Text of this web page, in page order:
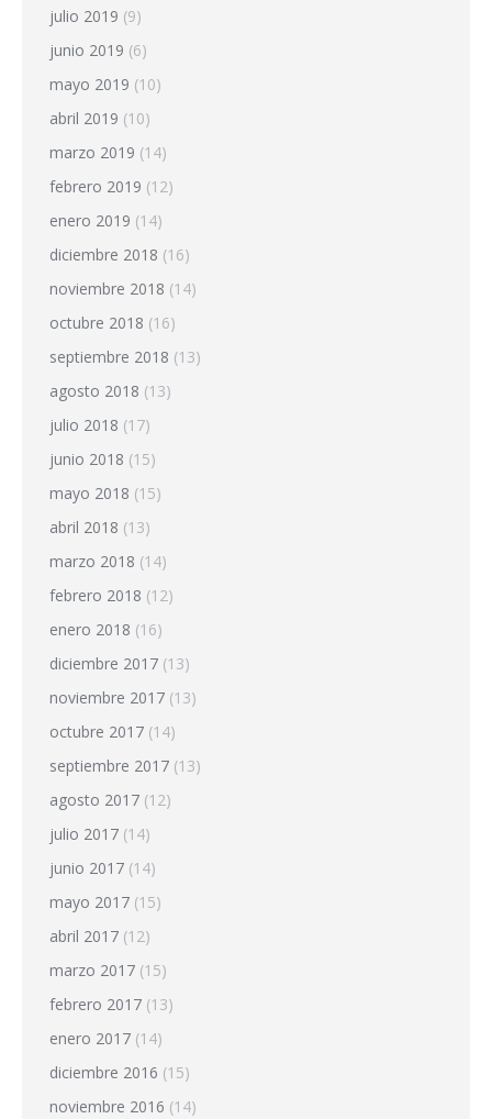
julio 2019 (9)
junio 2019 (6)
mayo 2019 (10)
abril 2019 (10)
marzo 2019 (14)
febrero 2019 (12)
enero 2019 (14)
diciembre 2018 (16)
noviembre 2018 (14)
octubre 2018 (16)
septiembre 2018 (13)
agosto 2018 (13)
julio 2018 (17)
junio 2018 (15)
mayo 2018 (15)
abril 2018 (13)
marzo 2018 (14)
febrero 2018 (12)
enero 2018 (16)
diciembre 2017 (13)
noviembre 2017 (13)
octubre 2017 (14)
septiembre 2017 (13)
agosto 2017 (12)
julio 2017 (14)
junio 2017 (14)
mayo 2017 (15)
abril 2017 (12)
marzo 2017 (15)
febrero 2017 (13)
enero 2017 (14)
diciembre 2016 (15)
noviembre 2016 (14)